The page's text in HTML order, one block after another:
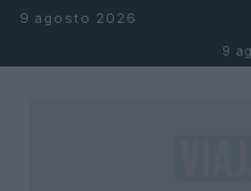
Saltar al contenido
9 agosto 2026
9